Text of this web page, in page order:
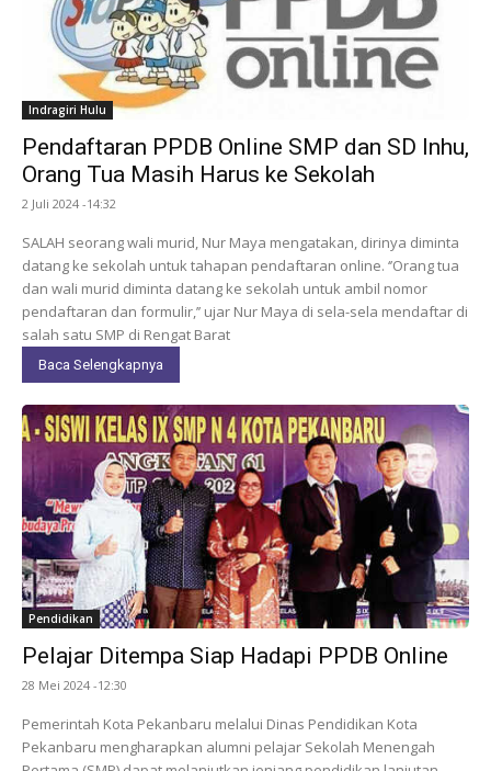
Indragiri Hulu
Pendaftaran PPDB Online SMP dan SD Inhu,
Orang Tua Masih Harus ke Sekolah
2 Juli 2024 -14:32
SALAH seorang wali murid, Nur Maya mengatakan, dirinya diminta
datang ke sekolah untuk tahapan pendaftaran online. ‘’Orang tua
dan wali murid diminta datang ke sekolah untuk ambil nomor
pendaftaran dan formulir,’’ ujar Nur Maya di sela-sela mendaftar di
salah satu SMP di Rengat Barat
Baca Selengkapnya
Pendidikan
Pelajar Ditempa Siap Hadapi PPDB Online
28 Mei 2024 -12:30
Pemerintah Kota Pekanbaru melalui Dinas Pendidikan Kota
Pekanbaru mengharapkan alumni pelajar Sekolah Menengah